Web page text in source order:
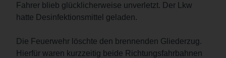
Fahrer blieb glücklicherweise unverletzt. Der Lkw
hatte Desinfektionsmittel geladen.
Die Feuerwehr löschte den brennenden Gliederzug.
Hierfür waren kurzzeitig beide Richtungsfahrbahnen